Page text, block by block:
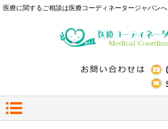
医療に関するご相談は医療コーディネータージャパンへ